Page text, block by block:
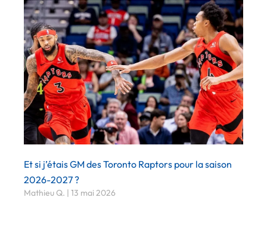
Et si j’étais GM des Toronto Raptors pour la saison
2026-2027 ?
Mathieu Q. 13 mai 2026